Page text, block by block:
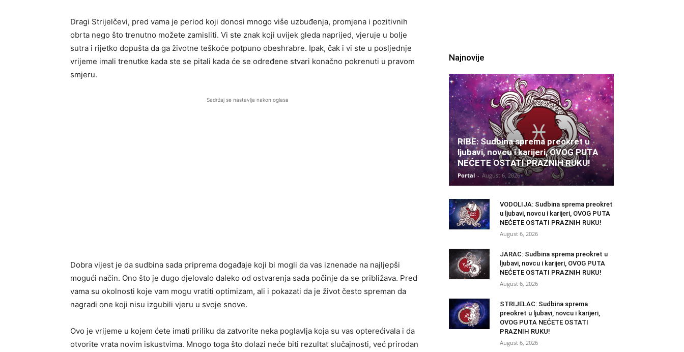
Dragi Strijelčevi, pred vama je period koji donosi mnogo više uzbuđenja, promjena i pozitivnih
obrta nego što trenutno možete zamisliti. Vi ste znak koji uvijek gleda naprijed, vjeruje u bolje
sutra i rijetko dopušta da ga životne teškoće potpuno obeshrabre. Ipak, čak i vi ste u posljednje
vrijeme imali trenutke kada ste se pitali kada će se određene stvari konačno pokrenuti u pravom
smjeru.
Sadržaj se nastavlja nakon oglasa
Dobra vijest je da sudbina sada priprema događaje koji bi mogli da vas iznenade na najljepši
mogući način. Ono što je dugo djelovalo daleko od ostvarenja sada počinje da se približava. Pred
vama su okolnosti koje vam mogu vratiti optimizam, ali i pokazati da je život često spreman da
nagradi one koji nisu izgubili vjeru u svoje snove.
Ovo je vrijeme u kojem ćete imati priliku da zatvorite neka poglavlja koja su vas opterećivala i da
otvorite vrata novim iskustvima. Mnogo toga što dolazi neće biti rezultat slučajnosti, već prirodan
Najnovije
RIBE: Sudbina sprema preokret u
ljubavi, novcu i karijeri, OVOG PUTA
NEĆETE OSTATI PRAZNIH RUKU!
Portal - August 6, 2026
VODOLIJA: Sudbina sprema preokret
u ljubavi, novcu i karijeri, OVOG PUTA
NEĆETE OSTATI PRAZNIH RUKU!
August 6, 2026
JARAC: Sudbina sprema preokret u
ljubavi, novcu i karijeri, OVOG PUTA
NEĆETE OSTATI PRAZNIH RUKU!
August 6, 2026
STRIJELAC: Sudbina sprema
preokret u ljubavi, novcu i karijeri,
OVOG PUTA NEĆETE OSTATI
PRAZNIH RUKU!
August 6, 2026